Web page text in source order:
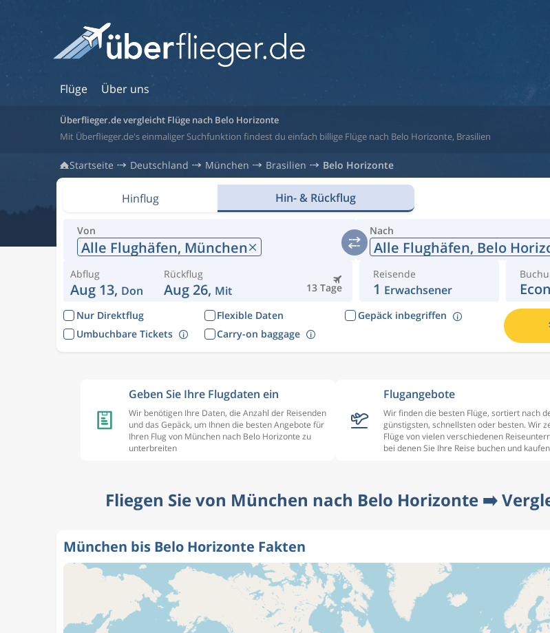
Flüge Über uns
Überflieger.de vergleicht Flüge nach Belo Horizonte
Mit Überflieger.de's einmaliger Suchfunktion findest du einfach billige Flüge nach Belo Horizonte, Brasilien
Startseite Deutschland München Brasilien Belo Horizonte
Hinflug Hin- & Rückflug
Von
Alle Flughäfen, München
Nach
Alle Flughäfen, Belo
Abflug
Aug 13, Don 13 Tage
Rückflug
Aug 26, Mit
Reisende
1 Erwachsener
Nur Direktflug Flexible Daten
Gepäck inbegriffen
Umbuchbare Tickets
Carry-on baggage
Geben Sie Ihre Flugdaten ein
Wir benötigen Ihre Daten, die Anzahl der Reisenden
und das Gepäck, um Ihnen die besten Angebote für
Ihren Flug von München nach Belo Horizonte zu
unterbreiten
Flugangebote
Wir finden die besten Flüge, sortiert nach
günstigsten, schnellsten oder besten. Wir
Flüge von vielen verschiedenen
bei denen Sie Ihre Reise buchen und
Fliegen Sie von München nach Belo Horizonte ➡️
München bis Belo Horizonte Fakten